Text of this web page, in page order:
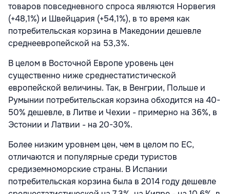
товаров повседневного спроса являются Норвегия
(+48,1%) и Швейцария (+54,1%), в то время как
потребительская корзина в Македонии дешевле
среднеевропейской на 53,3%.
В целом в Восточной Европе уровень цен
существенно ниже среднестатистической
европейской величины. Так, в Венгрии, Польше и
Румынии потребительская корзина обходится на 40-
50% дешевле, в Литве и Чехии - примерно на 36%, в
Эстонии и Латвии - на 20-30%.
Более низким уровнем цен, чем в целом по ЕС,
отличаются и популярные среди туристов
средиземноморские страны. В Испании
потребительская корзина была в 2014 году дешевле